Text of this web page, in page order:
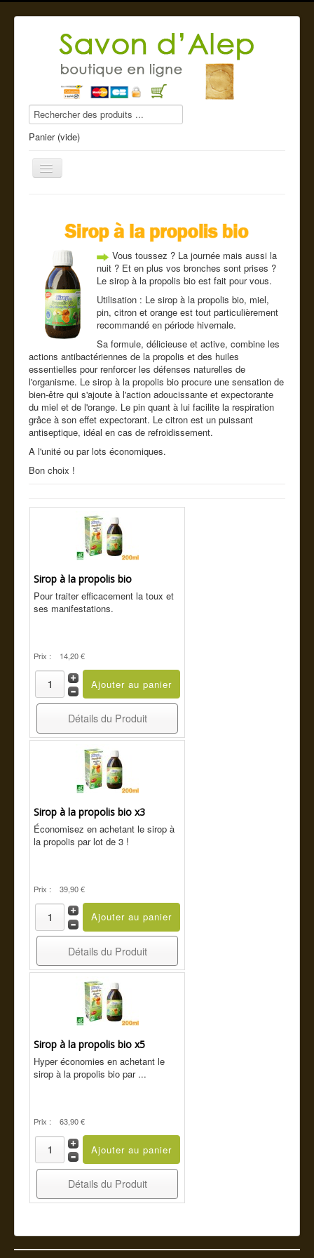
Panier (vide)
Savon d'Alep
Produits beauté
Cde tel
Guide conseil
Vous toussez ? La journée mais aussi la
nuit ? Et en plus vos bronches sont prises ?
Le sirop à la propolis bio est fait pour vous.
Utilisation : Le sirop à la propolis bio, miel,
pin, citron et orange est tout particulièrement
recommandé en période hivernale.
Sa formule, délicieuse et active, combine les
actions antibactériennes de la propolis et des huiles
essentielles pour renforcer les défenses naturelles de
l'organisme. Le sirop à la propolis bio procure une sensation de
bien-être qui s'ajoute à l'action adoucissante et expectorante
du miel et de l'orange. Le pin quant à lui facilite la respiration
grâce à son effet expectorant. Le citron est un puissant
antiseptique, idéal en cas de refroidissement.
A l'unité ou par lots économiques.
Bon choix !
Sirop à la propolis bio
Pour traiter efficacement la toux et
ses manifestations.
Prix : 14,20 €
Détails du Produit
Sirop à la propolis bio x3
Économisez en achetant le sirop à
la propolis par lot de 3 !
Prix : 39,90 €
Détails du Produit
Sirop à la propolis bio x5
Hyper économies en achetant le
sirop à la propolis bio par ...
Prix : 63,90 €
Détails du Produit